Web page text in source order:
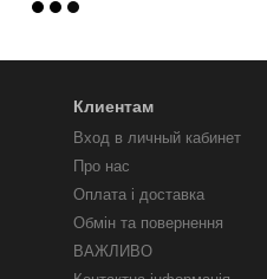
Клиентам
Вход в личный кабинет
Про нас
Оплата і доставка
Обмін та повернення
ВАЖЛИВО